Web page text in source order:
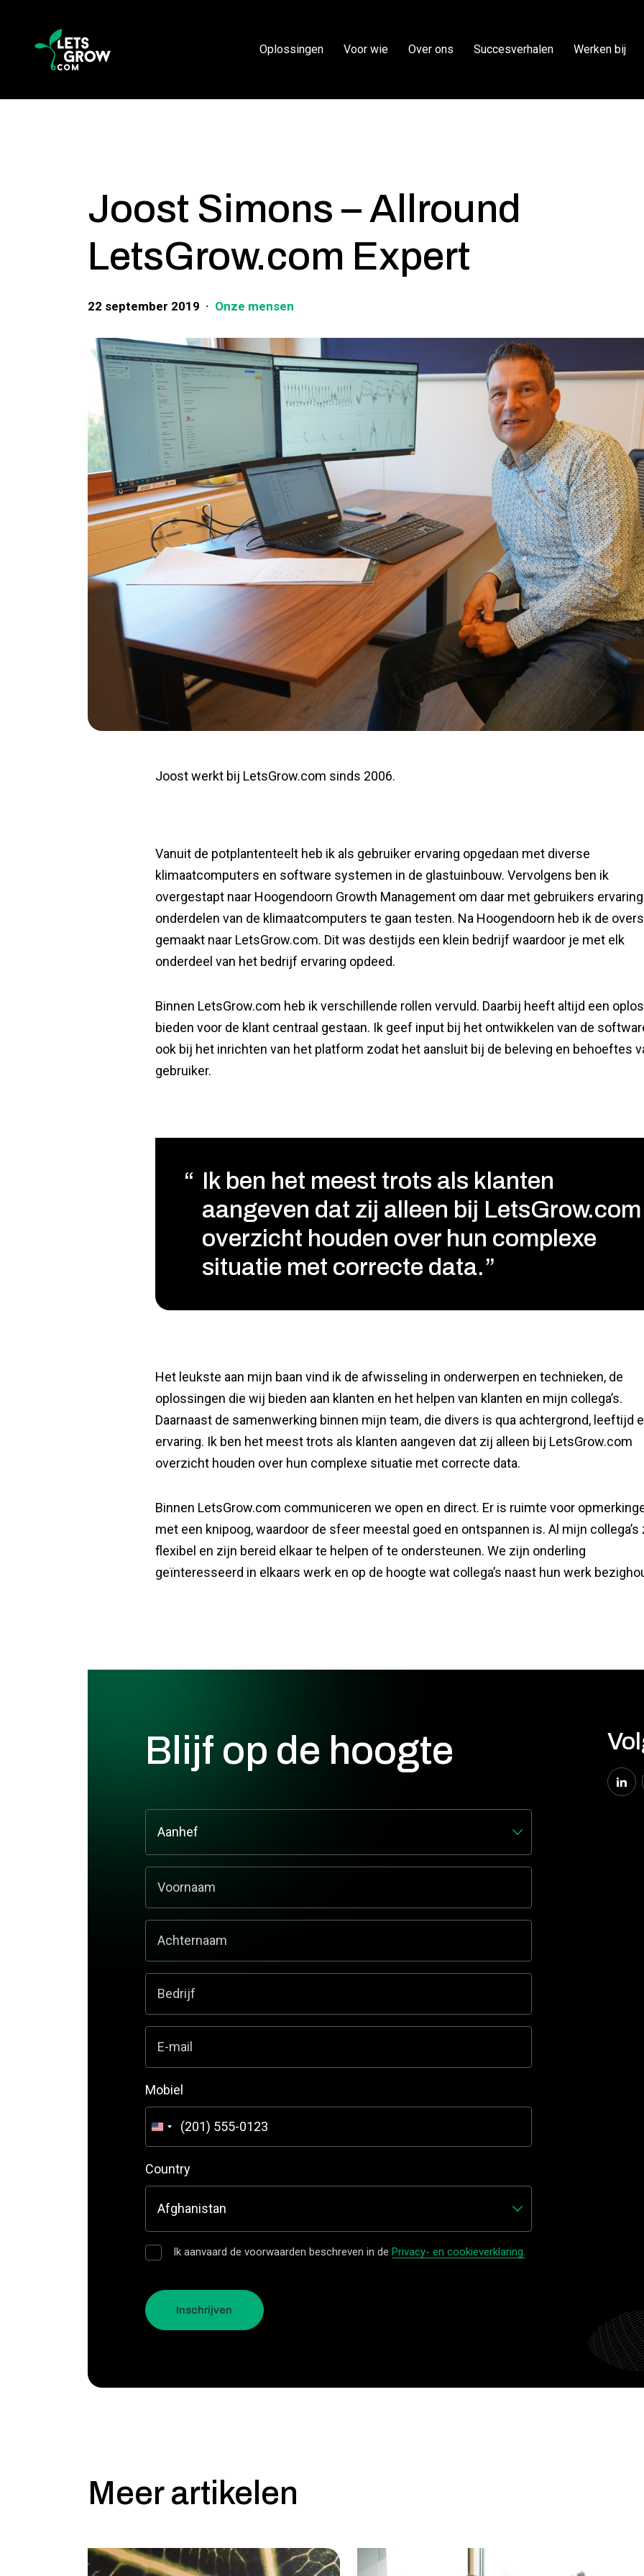
Oplossingen Voor wie Over ons Succesverhalen Werken bij
Joost Simons – Allround
LetsGrow.com Expert
22 september 2019 Onze mensen
Joost werkt bij LetsGrow.com sinds 2006.
Vanuit de potplantenteelt heb ik als gebruiker ervaring opgedaan met diverse
klimaatcomputers en software systemen in de glastuinbouw. Vervolgens ben ik
overgestapt naar Hoogendoorn Growth Management om daar met gebruikers ervaring
onderdelen van de klimaatcomputers te gaan testen. Na Hoogendoorn heb ik de
gemaakt naar LetsGrow.com. Dit was destijds een klein bedrijf waardoor je met elk
onderdeel van het bedrijf ervaring opdeed.
Binnen LetsGrow.com heb ik verschillende rollen vervuld. Daarbij heeft altijd een
bieden voor de klant centraal gestaan. Ik geef input bij het ontwikkelen van de
ook bij het inrichten van het platform zodat het aansluit bij de beleving en behoeftes
gebruiker.
Ik ben het meest trots als klanten
aangeven dat zij alleen bij LetsGrow.com
overzicht houden over hun complexe
situatie met correcte data.
Het leukste aan mijn baan vind ik de afwisseling in onderwerpen en technieken, de
oplossingen die wij bieden aan klanten en het helpen van klanten en mijn collega’s.
Daarnaast de samenwerking binnen mijn team, die divers is qua achtergrond, leeftijd
ervaring. Ik ben het meest trots als klanten aangeven dat zij alleen bij LetsGrow.com
overzicht houden over hun complexe situatie met correcte data.
Binnen LetsGrow.com communiceren we open en direct. Er is ruimte voor
met een knipoog, waardoor de sfeer meestal goed en ontspannen is. Al mijn collega’s
flexibel en zijn bereid elkaar te helpen of te ondersteunen. We zijn onderling
geïnteresseerd in elkaars werk en op de hoogte wat collega’s naast hun werk
Blijf op de hoogte
URL
Voornaam
Achternaam
Bedrijf
E-mail
Mobiel
Verenigde
Staten
Country
Ik aanvaard de voorwaarden beschreven in de Privacy- en cookieverklaring.
Inschrijven
Meer artikelen